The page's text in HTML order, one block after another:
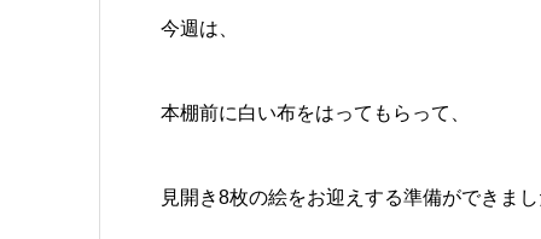
今週は、
本棚前に白い布をはってもらって、
見開き8枚の絵をお迎えする準備ができま